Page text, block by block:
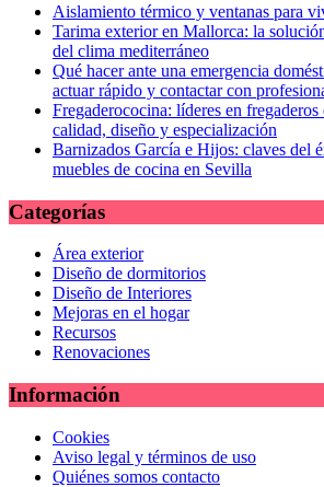
Aislamiento térmico y ventanas para
Tarima exterior en Mallorca: la
del clima mediterráneo
Qué hacer ante una emergencia
actuar rápido y contactar con
Fregaderococina: líderes en
calidad, diseño y especialización
Barnizados García e Hijos: claves del
muebles de cocina en Sevilla
Categorías
Área exterior
Diseño de dormitorios
Diseño de Interiores
Mejoras en el hogar
Recursos
Renovaciones
Información
Cookies
Aviso legal y términos de uso
Quiénes somos contacto